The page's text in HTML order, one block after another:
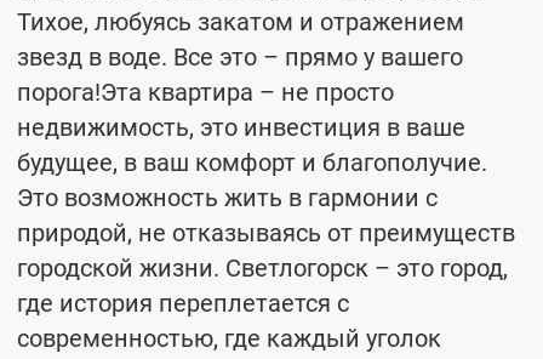
Тихое, любуясь закатом и отражением
звезд в воде. Все это – прямо у вашего
порога!Эта квартира – не просто
недвижимость, это инвестиция в ваше
будущее, в ваш комфорт и благополучие.
Это возможность жить в гармонии с
природой, не отказываясь от преимуществ
городской жизни. Светлогорск – это город,
где история переплетается с
современностью, где каждый уголок